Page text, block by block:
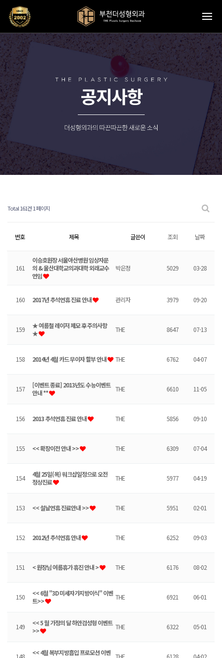
Total 161건1 페이지
번호 제목 글쓴이 조회 날짜
161
이승호원장 서울아산병원 임상자문
의 & 울산대학교의과대학 외래교수
연임
박은정 5029 03-28
160 2017년 추석연휴 진료 안내 관리자 3979 09-20
159
★ 여름철 레이저 제모 후 주의사항
★
THE 8647 07-13
158 2014년 4월 카드 무이자 할부 안내 THE 6762 04-07
157
[이벤트 종료] 2013년도 수능이벤트
안내 **
THE 6610 11-05
156 2013 추석연휴 진료 안내 THE 5856 09-10
155 << 확장이전 안내 >> THE 6309 07-04
154
4월 25일(목) 워크샵일정으로 오전
정상진료
THE 5977 04-19
153 << 설날연휴 진료안내 >> THE 5951 02-01
152 2012년 추석연휴 안내 THE 6252 09-03
151 < 원장님 여름휴가 휴진 안내 > THE 6176 08-02
150
<< 6월 "3D 미세자가지방이식" 이벤
트>>
THE 6921 06-01
149
<< 5 월 가정의 달 하안검성형 이벤트
>>
THE 6322 05-01
<< 4월 복부지방흡입 프로모션 이벤